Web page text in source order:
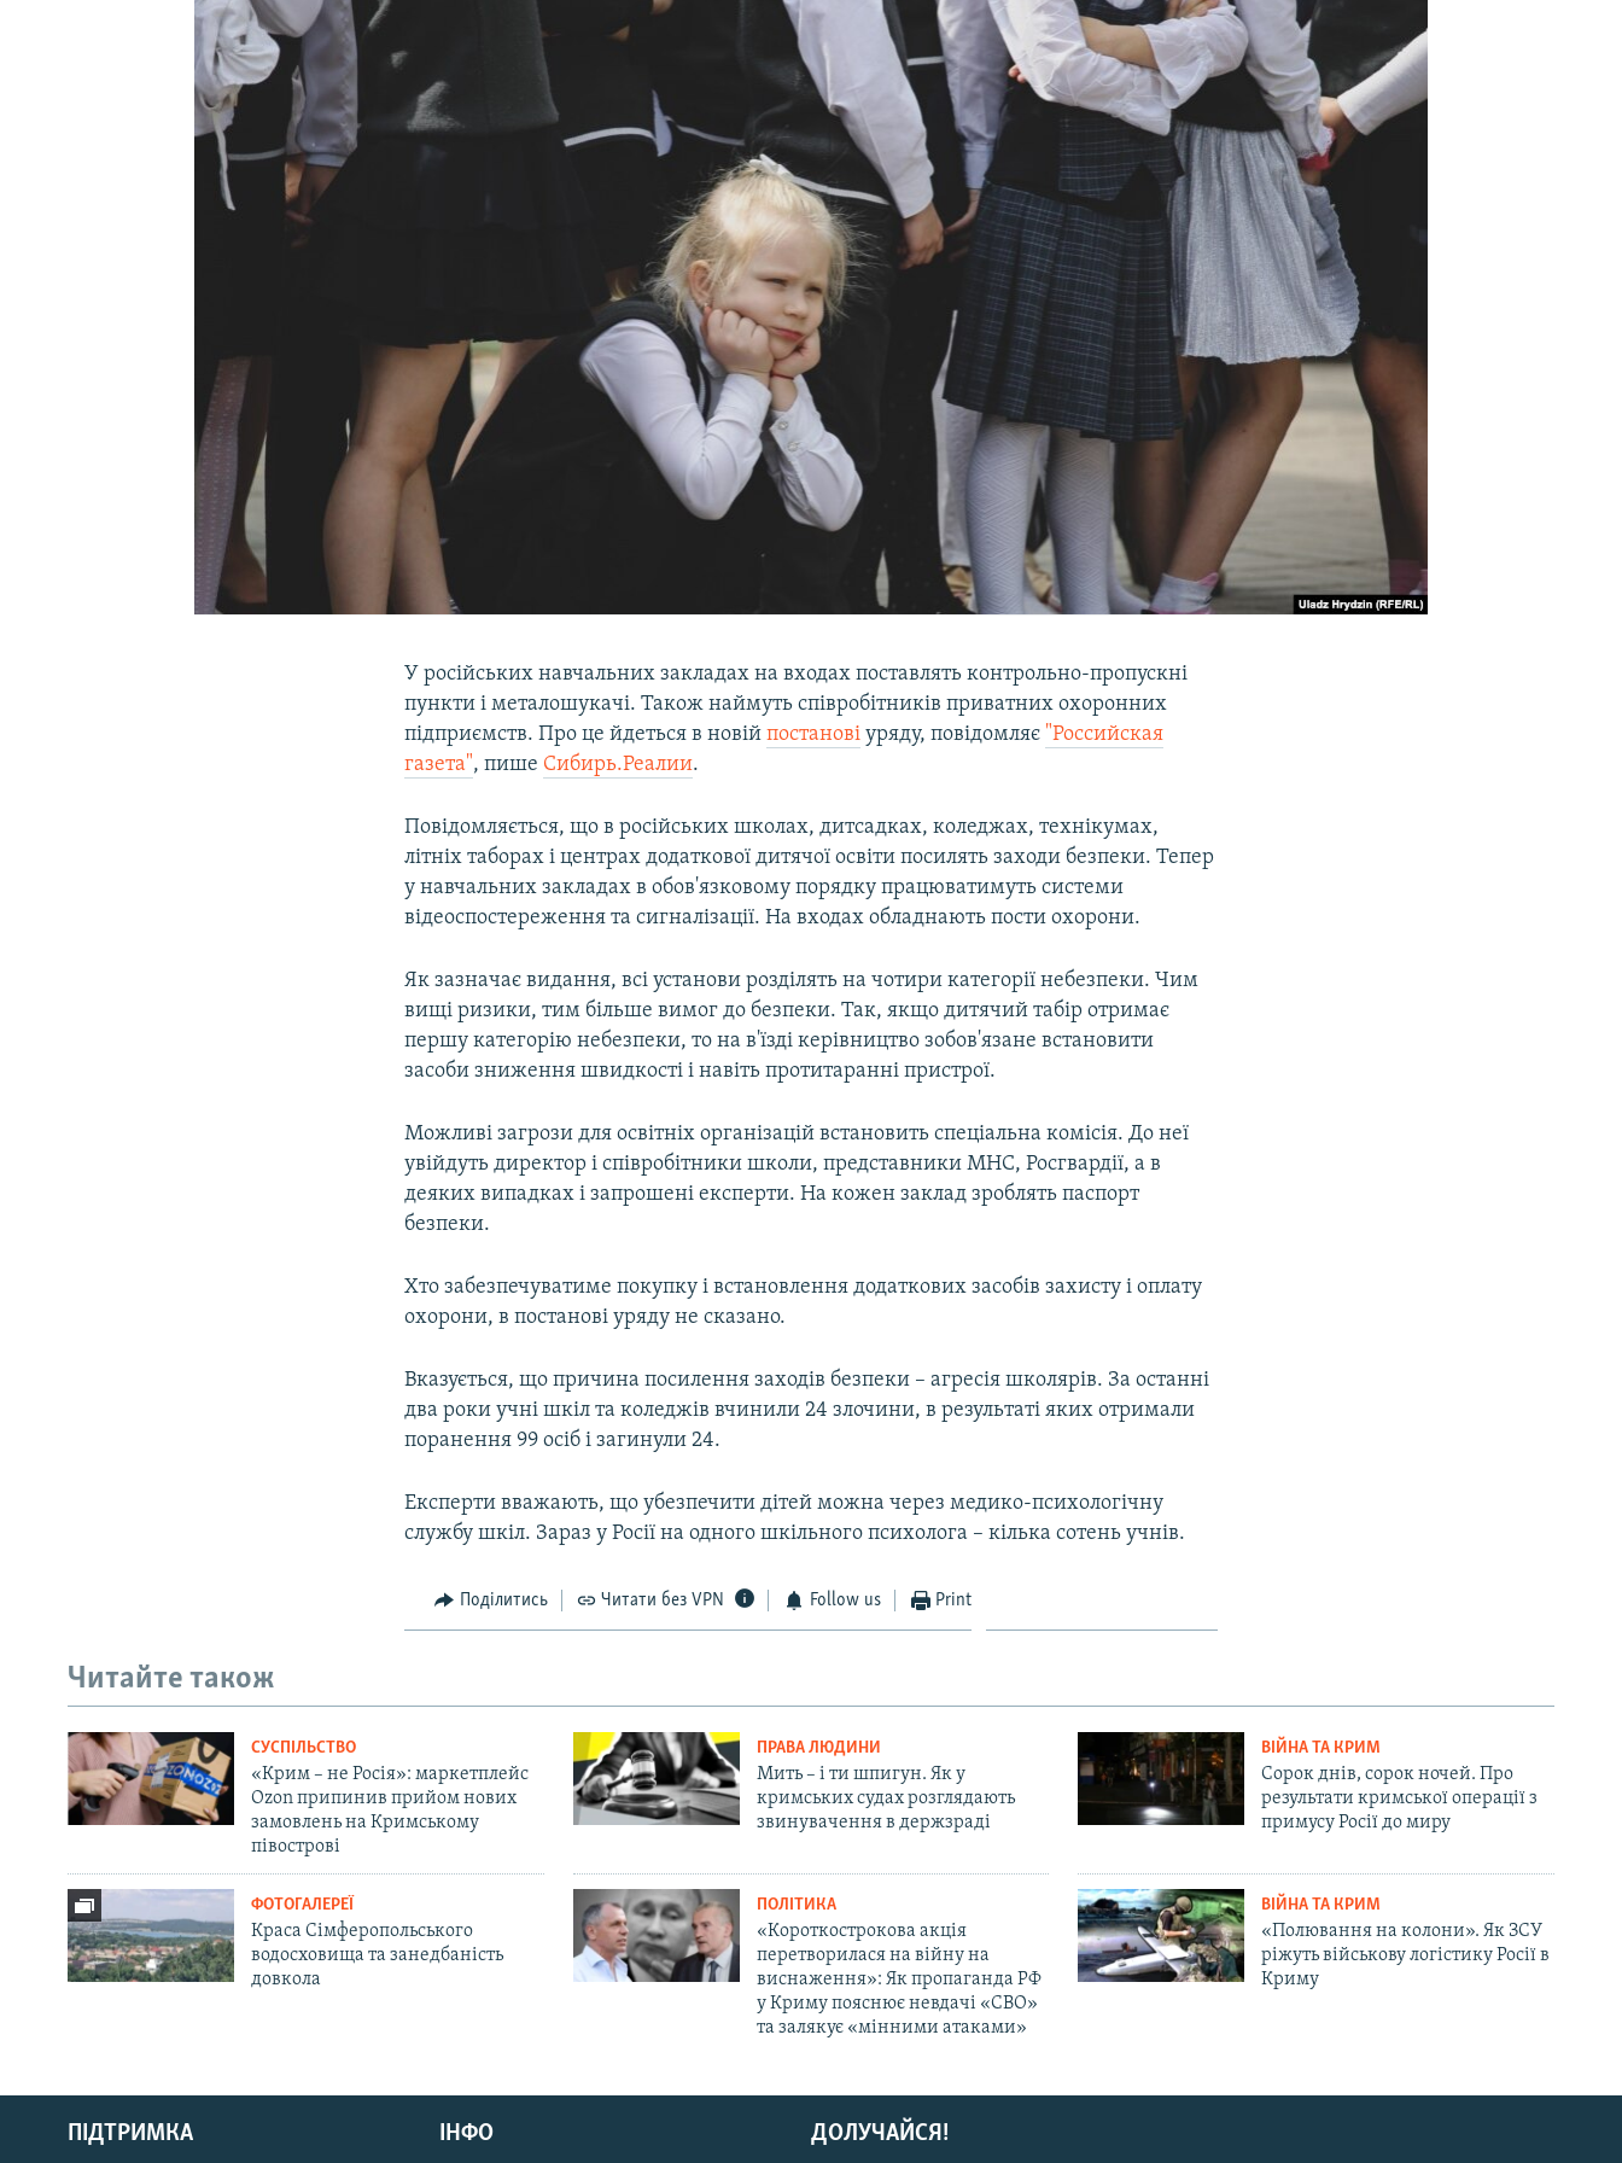
УКРАЇНСЬКА ПРОБЛЕМА КРИМУ
Русский
Qırımtatar
У російських навчальних закладах на входах поставлять контрольно-пропускні
пункти і металошукачі. Також наймуть співробітників приватних охоронних
підприємств. Про це йдеться в новійпостанові уряду, повідомляє "Российская
газета", пише Сибирь.Реалии.
Повідомляється, що в російських школах, дитсадках, коледжах, технікумах,
літніх таборах і центрах додаткової дитячої освіти посилять заходи безпеки. Тепер
у навчальних закладах в обов'язковому порядку працюватимуть системи
відеоспостереження та сигналізації. На входах обладнають пости охорони.
Як зазначає видання, всі установи розділять на чотири категорії небезпеки. Чим
вищі ризики, тим більше вимог до безпеки. Так, якщо дитячий табір отримає
першу категорію небезпеки, то на в'їзді керівництво зобов'язане встановити
засоби зниження швидкості і навіть протитаранні пристрої.
Можливі загрози для освітніх організацій встановить спеціальна комісія. До неї
увійдуть директор і співробітники школи, представники МНС, Росгвардії, а в
деяких випадках і запрошені експерти. На кожен заклад зроблять паспорт
безпеки.
Хто забезпечуватиме покупку і встановлення додаткових засобів захисту і оплату
охорони, в постанові уряду не сказано.
Вказується, що причина посилення заходів безпеки – агресія школярів. За останні
два роки учні шкіл та коледжів вчинили 24 злочини, в результаті яких отримали
поранення 99 осіб і загинули 24.
Експерти вважають, що убезпечити дітей можна через медико-психологічну
службу шкіл. Зараз у Росії на одного шкільного психолога – кілька сотень учнів.
Поділитись Читати без VPN Follow us Print
Читайте також
СУСПІЛЬСТВО
«Крим – не Росія»: маркетплейс
Ozon припинив прийом нових
замовлень на Кримському
півострові
ПРАВА ЛЮДИНИ
Мить – і ти шпигун. Як у
кримських судах розглядають
звинувачення в держзраді
ВІЙНА ТА КРИМ
Сорок днів, сорок ночей. Про
результати кримської операції з
примусу Росії до миру
ФОТОГАЛЕРЕЇ
Краса Сімферопольського
водосховища та занедбаність
довкола
ПОЛІТИКА
«Короткострокова акція
перетворилася на війну на
виснаження»: Як пропаганда РФ
у Криму пояснює невдачі «СВО»
та залякує «мінними атаками»
ВІЙНА ТА КРИМ
«Полювання на колони». Як ЗСУ
ріжуть військову логістику Росії в
Криму
ДОЛУЧАЙСЯ!
ПІДТРИМКА ІНФО